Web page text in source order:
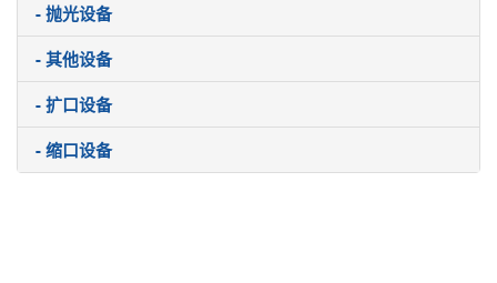
- 抛光设备
- 其他设备
- 扩口设备
- 缩口设备